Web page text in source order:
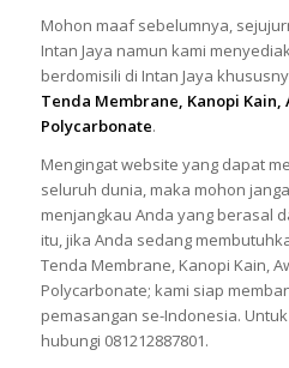
Mohon maaf sebelumnya,
Intan Jaya namun kami
berdomisili di Intan Jaya
Tenda Membrane, Kanopi Kain,
Polycarbonate.
Mengingat website yang dapat
seluruh dunia, maka mohon
menjangkau Anda yang berasal
itu, jika Anda sedang
Tenda Membrane, Kanopi Kain,
Polycarbonate; kami siap
pemasangan se-Indonesia.
hubungi 081212887801.